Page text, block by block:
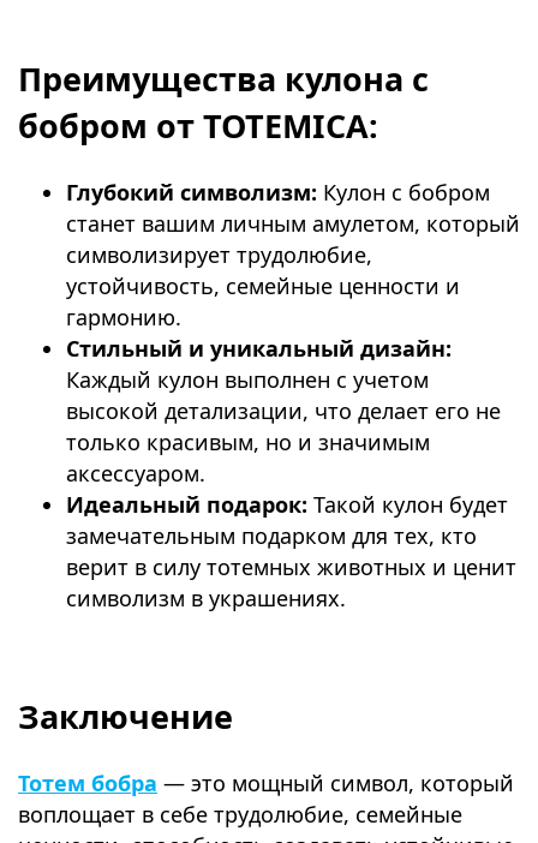
Преимущества кулона с
бобром от TOTEMICA:
Глубокий символизм: Кулон с бобром
станет вашим личным амулетом, который
символизирует трудолюбие,
устойчивость, семейные ценности и
гармонию.
Стильный и уникальный дизайн:
Каждый кулон выполнен с учетом
высокой детализации, что делает его не
только красивым, но и значимым
аксессуаром.
Идеальный подарок: Такой кулон будет
замечательным подарком для тех, кто
верит в силу тотемных животных и ценит
символизм в украшениях.
Заключение
Тотем бобра — это мощный символ, который
воплощает в себе трудолюбие, семейные